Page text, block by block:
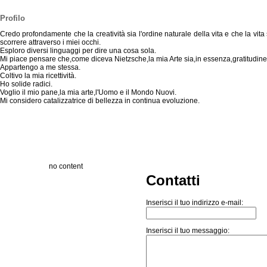
Profilo
Credo profondamente che la creatività sia l'ordine naturale della vita e che la
scorrere attraverso i miei occhi.
Esploro diversi linguaggi per dire una cosa sola.
Mi piace pensare che,come diceva Nietzsche,la mia Arte sia,in
Appartengo a me stessa.
Coltivo la mia ricettività.
Ho solide radici.
Voglio il mio pane,la mia arte,l'Uomo e il Mondo Nuovi.
Mi considero catalizzatrice di bellezza in continua evoluzione.
no content
Contatti
Inserisci il tuo indirizzo e-mail:
Inserisci il tuo messaggio: